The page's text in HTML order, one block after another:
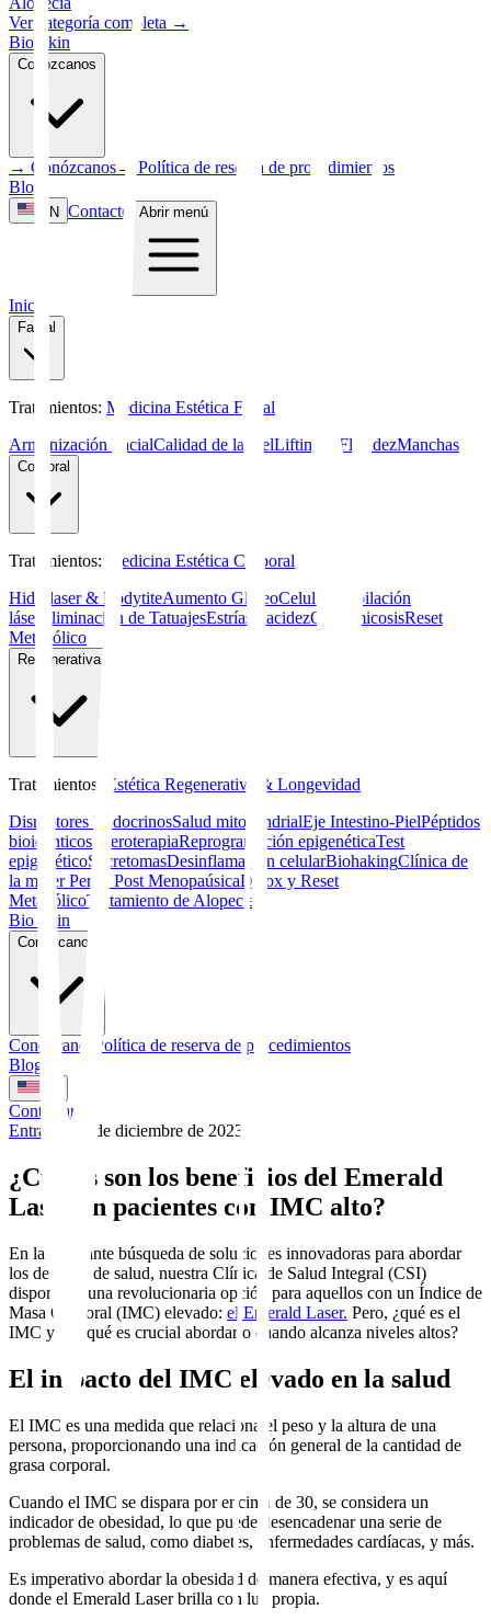
Ver categoría completa →
Bio Skin
Conózcanos
→ Conózcanos→ Política de reserva de procedimientos
Blog
EN Contacto Abrir menú
Inicio
Facial
Tratamientos: Medicina Estética Facial
Armonización FacialCalidad de la pielLifting y FlacidezManchas
Corporal
Tratamientos: Medicina Estética Corporal
Hidrolaser & BodytiteAumento GlúteoCelulitis
Depilación
láser
Eliminación de TatuajesEstrías FlacidezOnicomicosisReset
Metabólico
Regenerativa
Tratamientos
Estética Regenerativa & Longevidad
Disruptores EndocrinosSalud mitocondrialEje Intestino-PielPéptidos
bioidénticos SueroterapiaReprogramación epigenéticaTest
epigenéticoSecretomasDesinflamación celularBiohakingClínica de
la mujer Peri y Post MenopaúsicaDetox y Reset
MetabólicoTratamiento de Alopecia
Bio Skin
Conózcanos
Conózcanos
Política de reserva de procedimientos
Blog
Contactar
Entradas
15 de diciembre de 2023
¿Cuáles son los beneficios del Emerald
Laser en pacientes con IMC alto?
En la constante búsqueda de soluciones innovadoras para abordar
los desafíos de salud, nuestra Clínica de Salud Integral (CSI)
dispone de una revolucionaria opción para aquellos con un Índice de
Masa Corporal (IMC) elevado: el Emerald Laser. Pero, ¿qué es el
IMC y por qué es crucial abordarlo cuando alcanza niveles altos?
El impacto del IMC elevado en la salud
El IMC es una medida que relaciona el peso y la altura de una
persona, proporcionando una indicación general de la cantidad de
grasa corporal.
Cuando el IMC se dispara por encima de 30, se considera un
indicador de obesidad, lo que puede desencadenar una serie de
problemas de salud, como diabetes, enfermedades cardíacas, y más.
Es imperativo abordar la obesidad de manera efectiva, y es aquí
donde el Emerald Laser brilla con luz propia.